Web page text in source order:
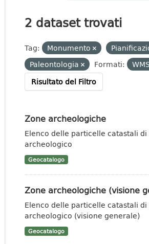
2 dataset trovati
Tag: Monumento
Paleontologia
Formati:
WMS
Risultato del Filtro
Zone archeologiche
Elenco delle particelle catastali di
archeologico
Geocatalogo
Zone archeologiche (visione
Elenco delle particelle catastali di
archeologico (visione generale)
Geocatalogo